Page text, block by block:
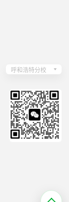
呼和浩特分校